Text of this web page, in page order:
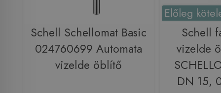
Schell Schellomat Basic
024760699 Automata
vizelde öblítő
Előleg
Schell
vizelde
DN 15,